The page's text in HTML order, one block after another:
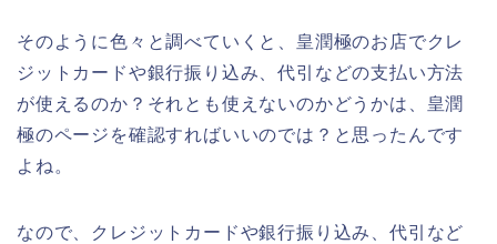
そのように色々と調べていくと、皇潤極のお店でクレ
ジットカードや銀行振り込み、代引などの支払い方法
が使えるのか？それとも使えないのかどうかは、皇潤
極のページを確認すればいいのでは？と思ったんです
よね。
なので、クレジットカードや銀行振り込み、代引など